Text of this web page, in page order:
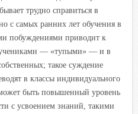
трудно справиться в
с самых ранних лет обучения в
побуждениями приводит к
— «тупыми» — и в
такое суждение
в классы индивидуального
быть повышенный уровень
с усвоением знаний, такими